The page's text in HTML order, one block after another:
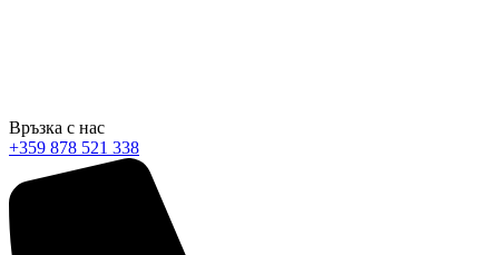
Връзка с нас
+359 878 521 338